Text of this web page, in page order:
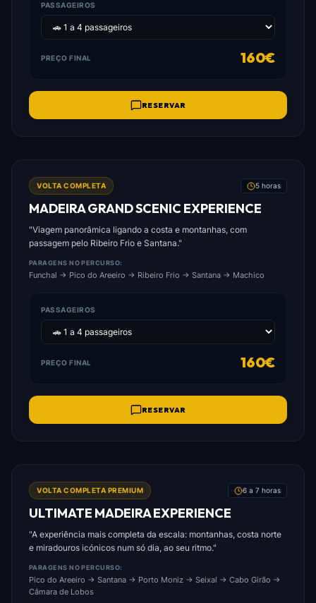
PASSAGEIROS
PREÇO FINAL 160€
RESERVAR
VOLTA COMPLETA
5 horas
MADEIRA GRAND SCENIC EXPERIENCE
"Viagem panorâmica ligando a costa e montanhas, com
passagem pelo Ribeiro Frio e Santana."
PARAGENS NO PERCURSO:
Funchal → Pico do Areeiro → Ribeiro Frio → Santana → Machico
PASSAGEIROS
PREÇO FINAL 160€
RESERVAR
VOLTA COMPLETA PREMIUM
6 a 7 horas
ULTIMATE MADEIRA EXPERIENCE
"A experiência mais completa da escala: montanhas, costa norte
e miradouros icónicos num só dia, ao seu ritmo."
PARAGENS NO PERCURSO:
Pico do Areeiro → Santana → Porto Moniz → Seixal → Cabo Girão →
Câmara de Lobos